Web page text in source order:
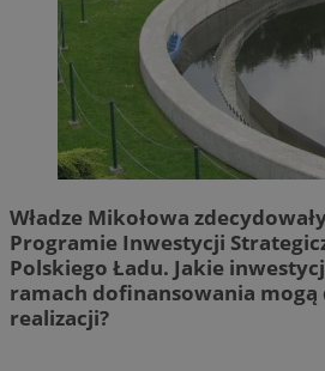
Władze Mikołowa
Programie Inwestycji
Polskiego Ładu. Jakie
ramach dofinansowania mogą
realizacji?